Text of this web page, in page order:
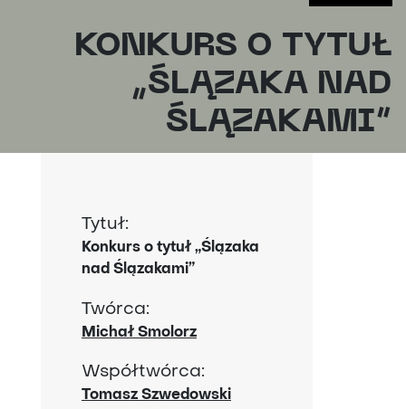
KONKURS O TYTUŁ
„ŚLĄZAKA NAD
ŚLĄZAKAMI”
Tytuł:
Konkurs o tytuł „Ślązaka
nad Ślązakami”
Twórca:
Michał Smolorz
Współtwórca:
Tomasz Szwedowski